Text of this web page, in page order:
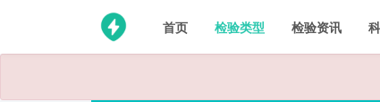
首页 检验类型 检验资讯